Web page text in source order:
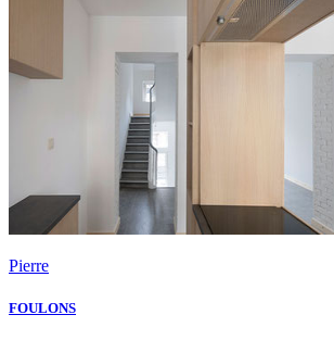
Pierre
FOULONS